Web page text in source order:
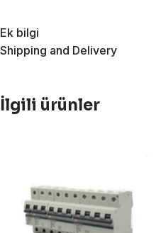
Ek bilgi
Shipping and Delivery
İlgili ürünler